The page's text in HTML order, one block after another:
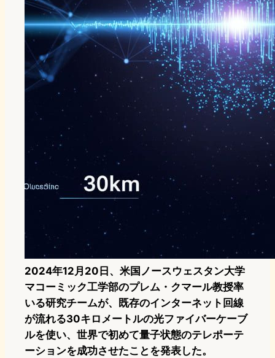
2024年12月20日、米国ノースウェスタン大学
マコーミック工学部のプレム・クマール教授率
いる研究チームが、既存のインターネット回線
が流れる30キロメートルの光ファイバーケーブ
ルを使い、世界で初めて量子状態のテレポーテ
ーションを成功させたことを発表した。